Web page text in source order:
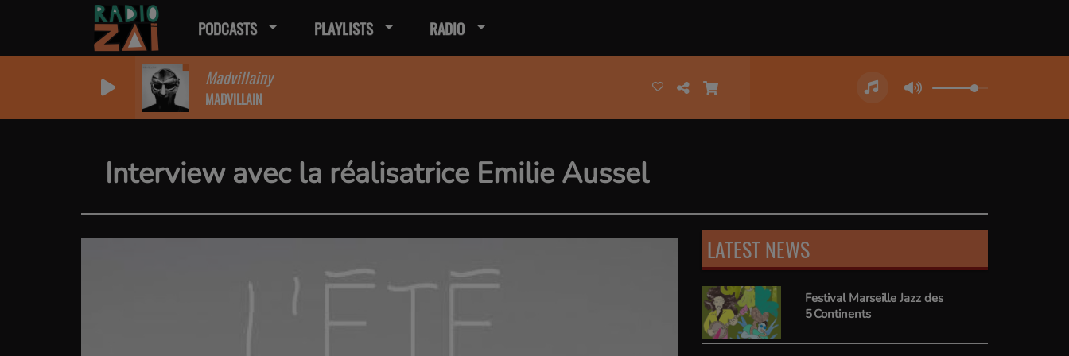
PODCASTS PLAYLISTS RADIO
Madvillainy
MADVILLAIN
Interview avec la réalisatrice Emilie Aussel
LATEST NEWS
Festival Marseille Jazz des
5 Continents